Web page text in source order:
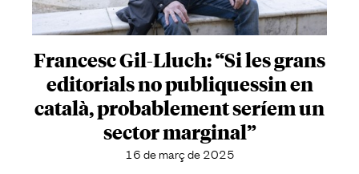
Francesc Gil-Lluch: “Si les grans
editorials no publiquessin en
català, probablement seríem un
sector marginal”
16 de març de 2025